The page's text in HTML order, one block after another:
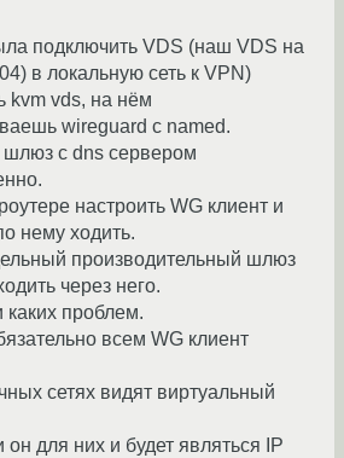
подключить VDS (наш VDS на
в локальную сеть к VPN)
kvm vds, на нём
wireguard с named.
шлюз с dns сервером
настроить WG клиент и
нему ходить.
производительный шлюз
через него.
проблем.
всем WG клиент
сетях видят виртуальный
он для них и будет являться IP